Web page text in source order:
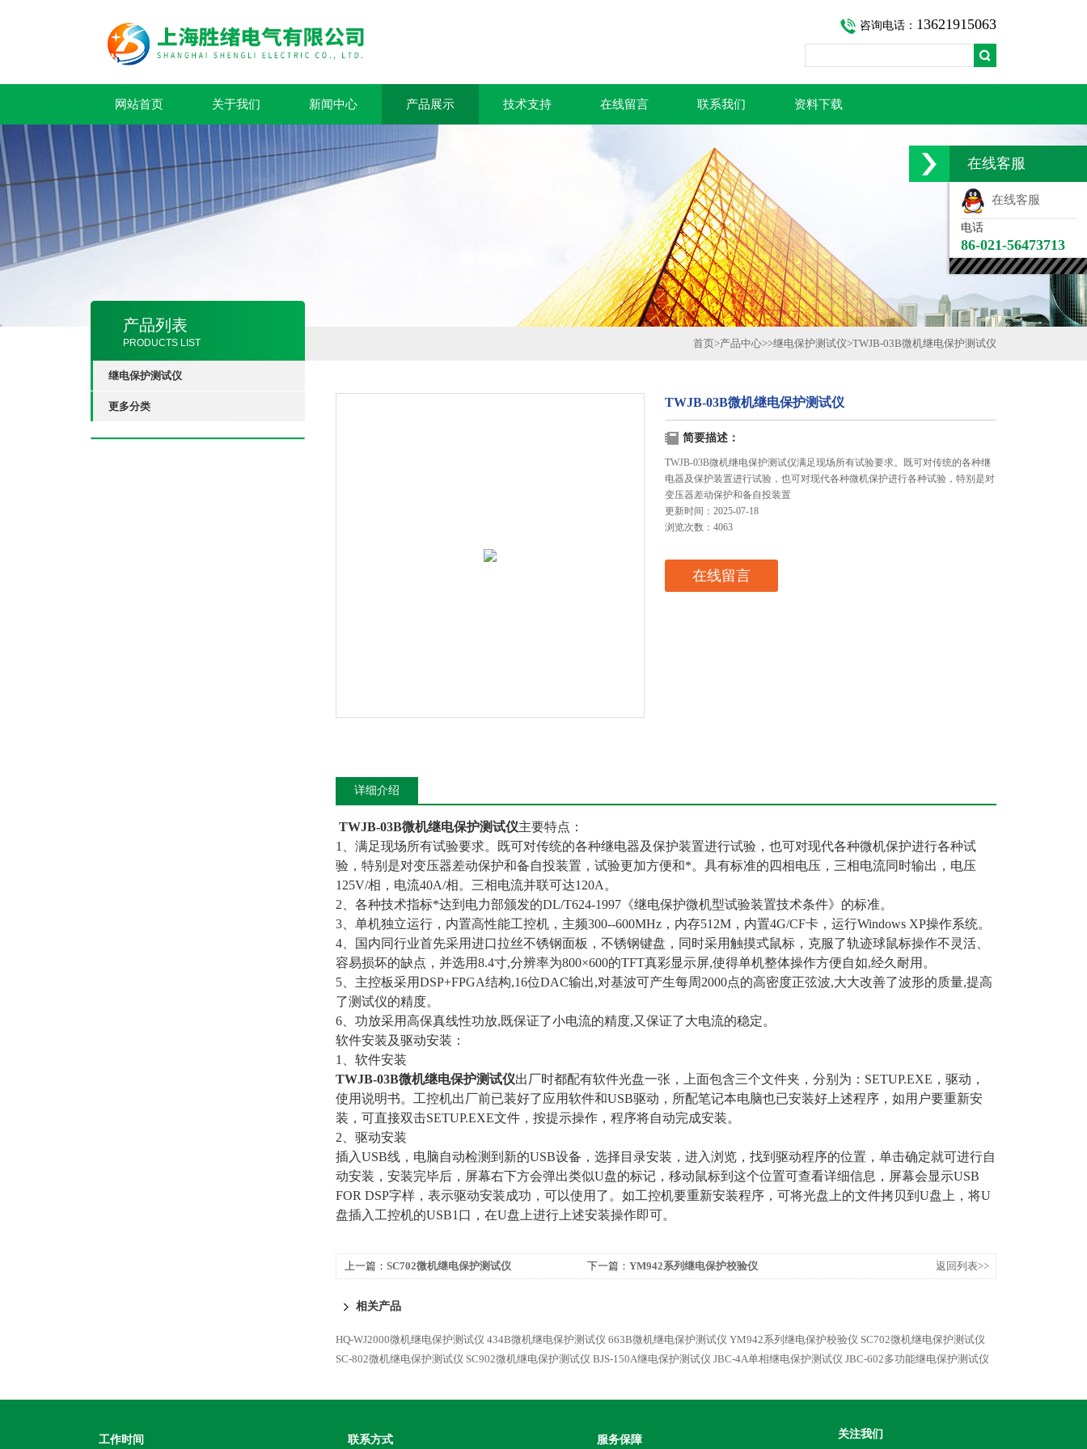
咨询电话： 13621915063
网站首页 关于我们 新闻中心 产品展示 技术支持 在线留言 联系我们 资料下载
产品列表
PRODUCTS LIST
继电保护测试仪
更多分类
首页>产品中心>>继电保护测试仪>TWJB-03B微机继电保护测试仪
TWJB-03B微机继电保护测试仪
简要描述：
TWJB-03B微机继电保护测试仪满足现场所有试验要求。既可对传统的各种继
电器及保护装置进行试验，也可对现代各种微机保护进行各种试验，特别是对
变压器差动保护和备自投装置
更新时间：2025-07-18
浏览次数：4063
在线留言
详细介绍
TWJB-03B微机继电保护测试仪主要特点：
1、满足现场所有试验要求。既可对传统的各种继电器及保护装置进行试验，也可对现代各种微机保护进行各种试
验，特别是对变压器差动保护和备自投装置，试验更加方便和*。具有标准的四相电压，三相电流同时输出，电压
125V/相，电流40A/相。三相电流并联可达120A。
2、各种技术指标*达到电力部颁发的DL/T624-1997《继电保护微机型试验装置技术条件》的标准。
3、单机独立运行，内置高性能工控机，主频300--600MHz，内存512M，内置4G/CF卡，运行Windows XP操作系统。
4、国内同行业首先采用进口拉丝不锈钢面板，不锈钢键盘，同时采用触摸式鼠标，克服了轨迹球鼠标操作不灵活、
容易损坏的缺点，并选用8.4寸,分辨率为800×600的TFT真彩显示屏,使得单机整体操作方便自如,经久耐用。
5、主控板采用DSP+FPGA结构,16位DAC输出,对基波可产生每周2000点的高密度正弦波,大大改善了波形的质量,提高
了测试仪的精度。
6、功放采用高保真线性功放,既保证了小电流的精度,又保证了大电流的稳定。
软件安装及驱动安装：
1、软件安装
TWJB-03B微机继电保护测试仪出厂时都配有软件光盘一张，上面包含三个文件夹，分别为：SETUP.EXE，驱动，
使用说明书。工控机出厂前已装好了应用软件和USB驱动，所配笔记本电脑也已安装好上述程序，如用户要重新安
装，可直接双击SETUP.EXE文件，按提示操作，程序将自动完成安装。
2、驱动安装
插入USB线，电脑自动检测到新的USB设备，选择目录安装，进入浏览，找到驱动程序的位置，单击确定就可进行自
动安装，安装完毕后，屏幕右下方会弹出类似U盘的标记，移动鼠标到这个位置可查看详细信息，屏幕会显示USB
FOR DSP字样，表示驱动安装成功，可以使用了。如工控机要重新安装程序，可将光盘上的文件拷贝到U盘上，将U
盘插入工控机的USB1口，在U盘上进行上述安装操作即可。
上一篇： SC702微机继电保护测试仪 下一篇： YM942系列继电保护校验仪 返回列表>>
相关产品
HQ-WJ2000微机继电保护测试仪 434B微机继电保护测试仪 663B微机继电保护测试仪 YM942系列继电保护校验仪 SC702微机继电保护测试仪
SC-802微机继电保护测试仪 SC902微机继电保护测试仪 BJS-150A继电保护测试仪 JBC-4A单相继电保护测试仪 JBC-602多功能继电保护测试仪
工作时间 联系方式 服务保障 关注我们
在线客服
在线客服
电话
86-021-56473713